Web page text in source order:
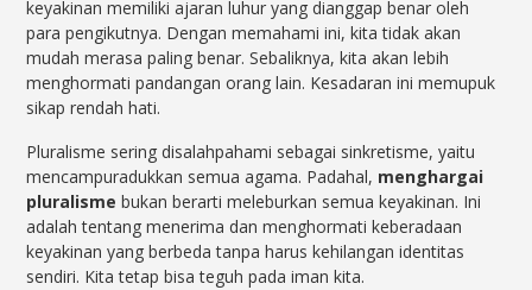
keyakinan memiliki ajaran luhur yang dianggap benar oleh
para pengikutnya. Dengan memahami ini, kita tidak akan
mudah merasa paling benar. Sebaliknya, kita akan lebih
menghormati pandangan orang lain. Kesadaran ini memupuk
sikap rendah hati.
Pluralisme sering disalahpahami sebagai sinkretisme, yaitu
mencampuradukkan semua agama. Padahal, menghargai
pluralisme bukan berarti meleburkan semua keyakinan. Ini
adalah tentang menerima dan menghormati keberadaan
keyakinan yang berbeda tanpa harus kehilangan identitas
sendiri. Kita tetap bisa teguh pada iman kita.